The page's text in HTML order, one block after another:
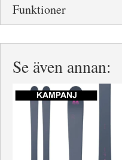
Funktioner
Se även annan: